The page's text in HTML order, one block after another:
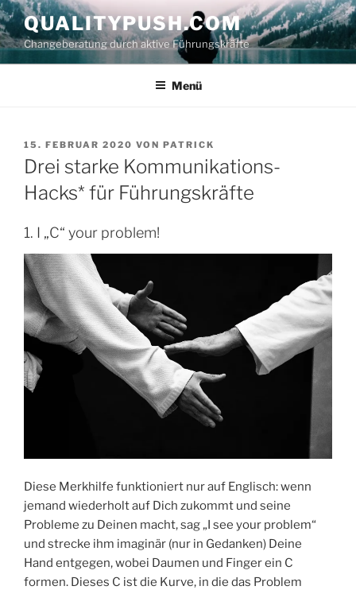
Zum
Inhalt
springen
QUALITYPUSH.COM
Changeberatung durch aktive Führungskräfte
Menü
VERÖFFENTLICHT
AM
15. FEBRUAR 2020 VON PATRICK
Drei starke Kommunikations-
Hacks* für Führungskräfte
1. I „C“ your problem!
Diese Merkhilfe funktioniert nur auf Englisch: wenn
jemand wiederholt auf Dich zukommt und seine
Probleme zu Deinen macht, sag „I see your problem“
und strecke ihm imaginär (nur in Gedanken) Deine
Hand entgegen, wobei Daumen und Finger ein C
formen. Dieses C ist die Kurve, in die das Problem